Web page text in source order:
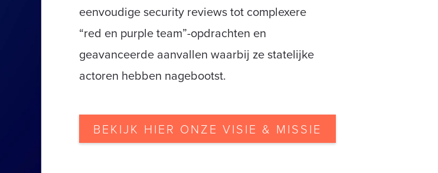
eenvoudige security reviews tot complexere
“red en purple team”-opdrachten en
geavanceerde aanvallen waarbij ze statelijke
actoren hebben nagebootst.
BEKIJK HIER ONZE VISIE & MISSIE